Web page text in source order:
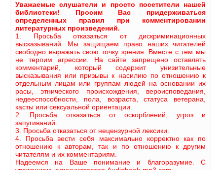
Уважаемые слушатели и просто посетители нашей
библиотеки! Просим Вас придерживаться
определенных правил при комментировании
литературных произведений.
1. Просьба отказаться от дискриминационных
высказываний. Мы защищаем право наших читателей
свободно выражать свою точку зрения. Вместе с тем мы
не терпим агрессии. На сайте запрещено оставлять
комментарий, который содержит унизительные
высказывания или призывы к насилию по отношению к
отдельным лицам или группам людей на основании их
расы, этнического происхождения, вероисповедания,
недееспособности, пола, возраста, статуса ветерана,
касты или сексуальной ориентации.
2. Просьба отказаться от оскорблений, угроз и
запугиваний.
3. Просьба отказаться от нецензурной лексики.
4. Просьба вести себя максимально корректно как по
отношению к авторам, так и по отношению к другим
читателям и их комментариям.
Надеемся на Ваше понимание и благоразумие. С